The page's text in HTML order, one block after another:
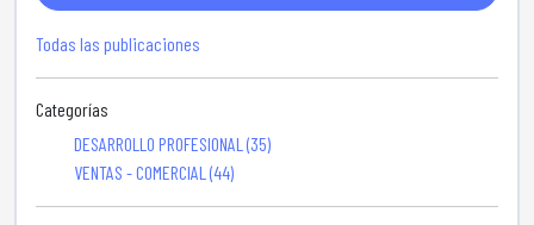
Todas las publicaciones
Categorías
DESARROLLO PROFESIONAL (35)
VENTAS - COMERCIAL (44)